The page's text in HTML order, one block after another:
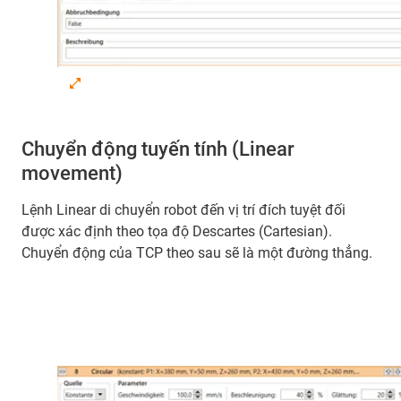
Chuyển động tuyến tính (Linear
movement)
Lệnh Linear di chuyển robot đến vị trí đích tuyệt đối
được xác định theo tọa độ Descartes (Cartesian).
Chuyển động của TCP theo sau sẽ là một đường thẳng.